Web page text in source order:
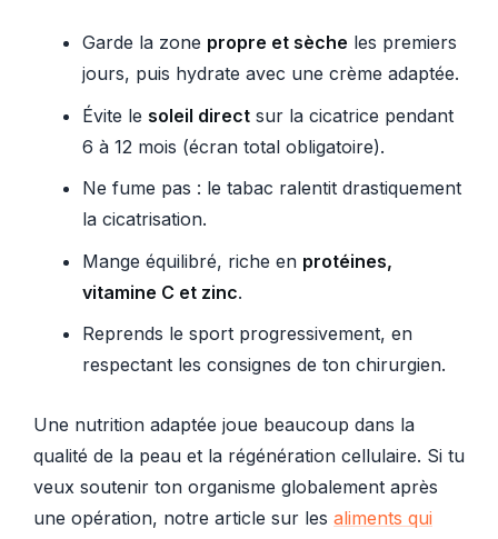
Garde la zone propre et sèche les premiers
jours, puis hydrate avec une crème adaptée.
Évite le soleil direct sur la cicatrice pendant
6 à 12 mois (écran total obligatoire).
Ne fume pas : le tabac ralentit drastiquement
la cicatrisation.
Mange équilibré, riche en protéines,
vitamine C et zinc.
Reprends le sport progressivement, en
respectant les consignes de ton chirurgien.
Une nutrition adaptée joue beaucoup dans la
qualité de la peau et la régénération cellulaire. Si tu
veux soutenir ton organisme globalement après
une opération, notre article sur les aliments qui